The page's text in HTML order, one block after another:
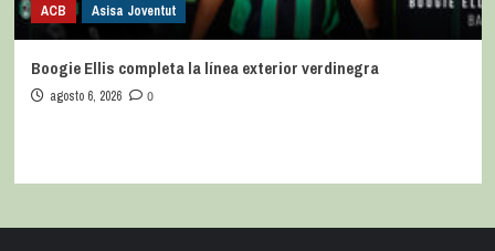
ACB Asisa Joventut
Boogie Ellis completa la línea exterior verdinegra
agosto 6, 2026 0